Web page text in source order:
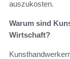
auszukosten.
Warum sind
Wirtschaft?